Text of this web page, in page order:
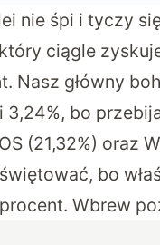
nie śpi i tyczy
ciągle
Nasz główny
bo
(21,32%) oraz
bo
Wbrew